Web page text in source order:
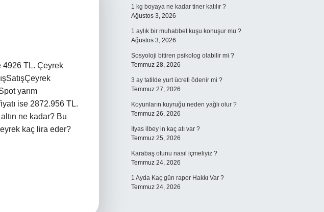
4926 TL. Çeyrek
yarım
ise 2872.956 TL.
ne kadar? Bu
kaç lira eder?
1 kg boyaya ne kadar tiner katılır ?
Ağustos 3, 2026
1 aylık bir muhabbet kuşu konuşur mu ?
Ağustos 3, 2026
Sosyoloji bitiren psikolog olabilir mi ?
Temmuz 28, 2026
3 ay tatilde yurt ücreti ödenir mi ?
Temmuz 27, 2026
Koyunların kuyruğu neden yağlı olur ?
Temmuz 26, 2026
Ilyas ilbey in kaç atı var ?
Temmuz 25, 2026
Karabaş otunu nasıl içmeliyiz ?
Temmuz 24, 2026
1 Ayda Kaç gün rapor Hakkı Var ?
Temmuz 24, 2026